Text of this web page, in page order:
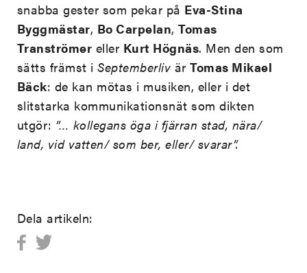
snabba gester som pekar på Eva-Stina
Byggmästar, Bo Carpelan,Tomas
Tranströmer eller Kurt Högnäs. Men den som
sätts främst iSeptemberliv ärTomas Mikael
Bäck: de kan mötas i musiken, eller i det
slitstarka kommunikationsnät som dikten
utgör: ”… kollegans öga i fjärran stad, nära/
land, vid vatten/ som ber, eller/ svarar”.
Dela artikeln: